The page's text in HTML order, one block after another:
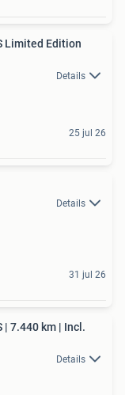
Limited Edition
Details
25 jul 26
Details
31 jul 26
| 7.440 km | Incl.
Details